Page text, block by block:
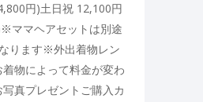
円)土日祝 12,100円
ママヘアセットは別途
ります※外出着物レン
物によって料金が変わ
真プレゼントご購入カ